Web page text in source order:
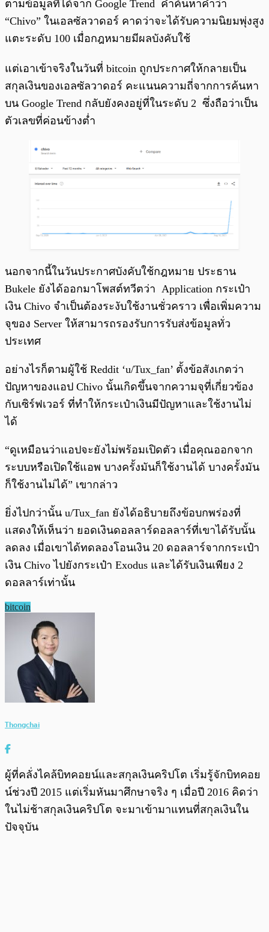
ตามข้อมูลที่ได้จาก Google Trend คำค้นหาคำว่า
“Chivo” ในเอลซัลวาดอร์ คาดว่าจะได้รับความนิยมพุ่งสูง
แตะระดับ 100 เมื่อกฎหมายมีผลบังคับใช้
แต่เอาเข้าจริงในวันที่ bitcoin ถูกประกาศให้กลายเป็น
สกุลเงินของเอลซัลวาดอร์ คะแนนความถี่จากการค้นหา
บน Google Trend กลับยังคงอยู่ที่ในระดับ 2 ซึ่งถือว่าเป็น
ตัวเลขที่ค่อนข้างต่ำ
นอกจากนี้ในวันประกาศบังคับใช้กฎหมาย ประธาน
Bukele ยังได้ออกมาโพสต์ทวีตว่า Application กระเป๋า
เงิน Chivo จำเป็นต้องระงับใช้งานชั่วคราว เพื่อเพิ่มความ
จุของ Server ให้สามารถรองรับการรับส่งข้อมูลทั่ว
ประเทศ
อย่างไรก็ตามผู้ใช้ Reddit ‘u/Tux_fan’ ตั้งข้อสังเกตว่า
ปัญหาของแอป Chivo นั้นเกิดขึ้นจากความจุที่เกี่ยวข้อง
กับเซิร์ฟเวอร์ ที่ทำให้กระเป๋าเงินมีปัญหาและใช้งานไม่
ได้
“ดูเหมือนว่าแอปจะยังไม่พร้อมเปิดตัว เมื่อคุณออกจาก
ระบบหรือเปิดใช้แอพ บางครั้งมันก็ใช้งานได้ บางครั้งมัน
ก็ใช้งานไม่ได้” เขากล่าว
ยิ่งไปกว่านั้น u/Tux_fan ยังได้อธิบายถึงข้อบกพร่องที่
แสดงให้เห็นว่า ยอดเงินดอลลาร์ดอลลาร์ที่เขาได้รับนั้น
ลดลง เมื่อเขาได้ทดลองโอนเงิน 20 ดอลลาร์จากกระเป๋า
เงิน Chivo ไปยังกระเป๋า Exodus และได้รับเงินเพียง 2
ดอลลาร์เท่านั้น
bitcoin
Thongchai
ผู้ที่คลั่งไคล้บิทคอยน์และสกุลเงินคริปโต เริ่มรู้จักบิทคอย
น์ช่วงปี 2015 แต่เริ่มหันมาศึกษาจริง ๆ เมื่อปี 2016 คิดว่า
ในไม่ช้าสกุลเงินคริปโต จะมาเข้ามาแทนที่สกุลเงินใน
ปัจจุบัน